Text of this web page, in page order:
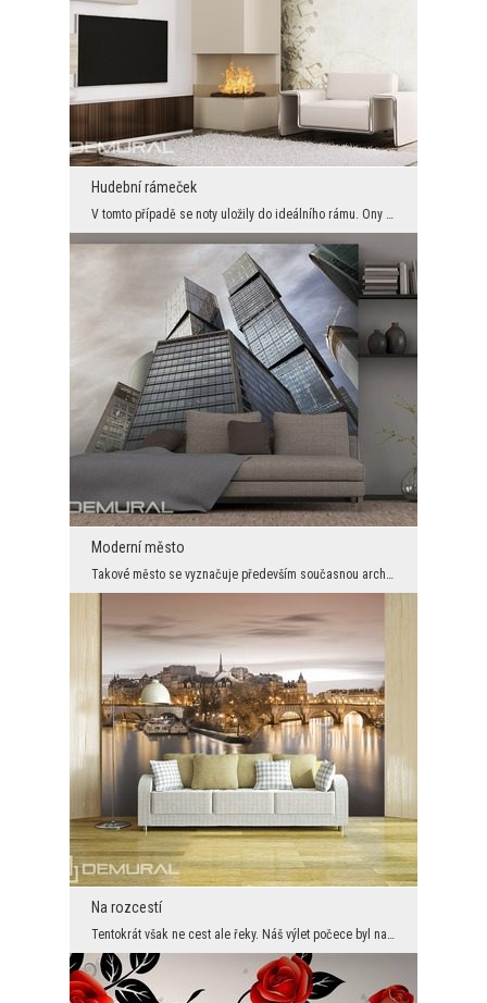
Hudební rámeček
V tomto případě se noty uložily do ideálního rámu. Ony samy vypadají, jako by tancovaly kolem seb...
Moderní město
Takové město se vyznačuje především současnou architekturou a je téměř celé vyrobeno z kovu a skl...
Na rozcestí
Tentokrát však ne cest ale řeky. Náš výlet počece byl na chvilku zadržen, ale jen proto, abychom ...